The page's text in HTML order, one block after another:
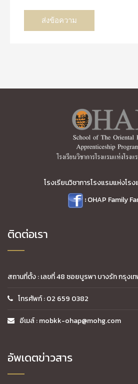
ส่งข้อความ
โรงเรียนวิชาการโรงแรมแห่งโร
:OHAP Family
ติดต่อเรา
สถานที่ตั้ง : เลขที่ 48 ซอยบูรพา บางรัก กรุงเ
โทรศัพท์ : 02 659 0382
อีเมล์ : mobkk-ohap@mohg.com
อัพเดตข่าวสาร